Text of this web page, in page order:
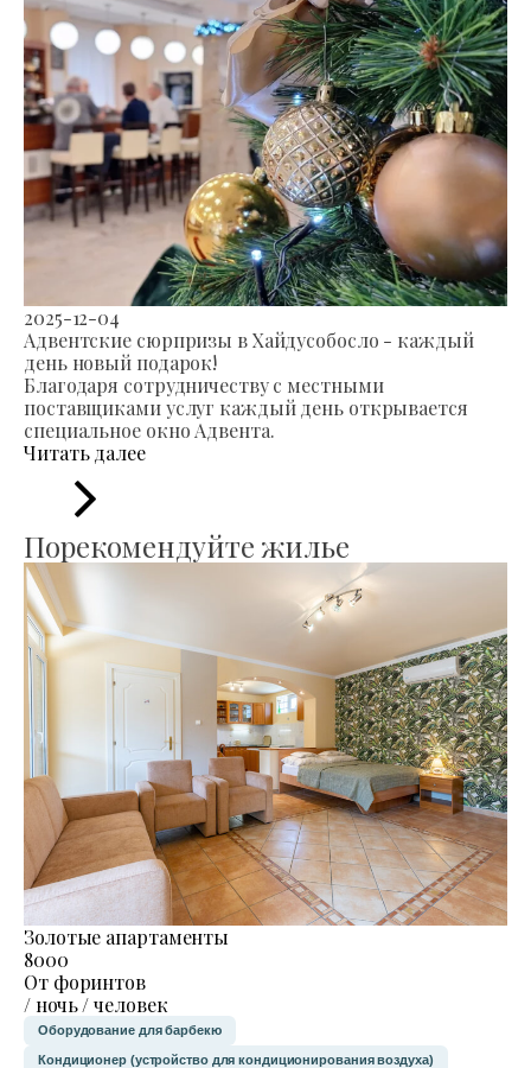
2025-12-04
Адвентские сюрпризы в Хайдусобосло - каждый
день новый подарок!
Благодаря сотрудничеству с местными
поставщиками услуг каждый день открывается
специальное окно Адвента.
Читать далее
Порекомендуйте жилье
Золотые апартаменты
8000
От форинтов
/ ночь / человек
Оборудование для барбекю
Кондиционер (устройство для кондиционирования воздуха)